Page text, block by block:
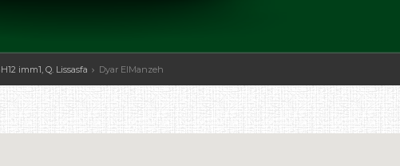
imm1, Q. Lissasfa Dyar ElManzeh